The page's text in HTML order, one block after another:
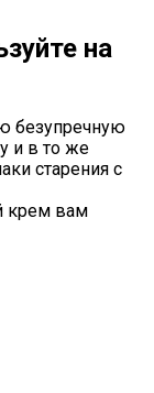
на
безупречную
и в то же
старения с
крем вам